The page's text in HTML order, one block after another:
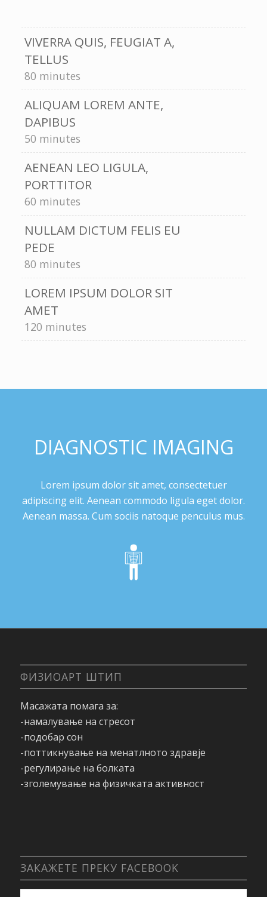
VIVERRA QUIS, FEUGIAT A,
TELLUS
80 minutes
ALIQUAM LOREM ANTE,
DAPIBUS
50 minutes
AENEAN LEO LIGULA,
PORTTITOR
60 minutes
NULLAM DICTUM FELIS EU
PEDE
80 minutes
LOREM IPSUM DOLOR SIT
AMET
120 minutes
DIAGNOSTIC IMAGING
Lorem ipsum dolor sit amet, consectetuer
adipiscing elit. Aenean commodo ligula eget dolor.
Aenean massa. Cum sociis natoque penculus mus.
ФИЗИОАРТ ШТИП
Масажата помага за:
-намалување на стресот
-подобар сон
-поттикнување на менатлното здравје
-регулирање на болката
-зголемување на физичката активност
ЗАКАЖЕТЕ ПРЕКУ FACEBOOK